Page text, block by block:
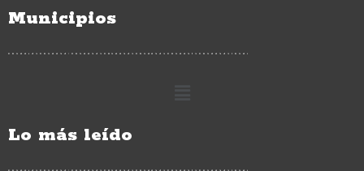
Municipios
Lo más leído